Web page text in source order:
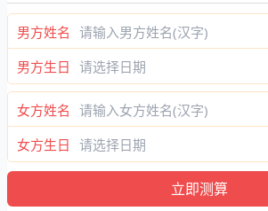
男方姓名
男方生日
女方姓名
女方生日